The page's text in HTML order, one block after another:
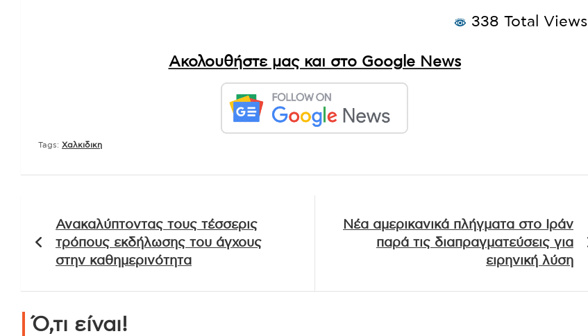
338 Total Views
Ακολουθήστε μας και στο Google News
Tags: Χαλκιδικη
άρθρων
Ανακαλύπτοντας τους τέσσερις
τρόπους εκδήλωσης του άγχους
στην καθημερινότητα
Νέα αμερικανικά πλήγματα στο Ιράν
παρά τις διαπραγματεύσεις για
ειρηνική λύση
Ό,τι είναι!